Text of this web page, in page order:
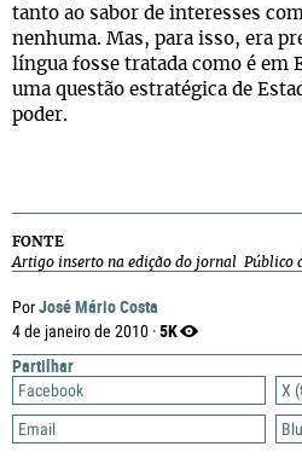
PorJosé Mário Costa
4 de janeiro de 2010 ·5K
Partilhar
Facebook
X
Email
tanto ao sabor de interesses
nenhuma. Mas, para isso, era
língua fosse tratada como é em
uma questão estratégica de
poder.
FONTE
Artigo inserto na edição do jornal Público